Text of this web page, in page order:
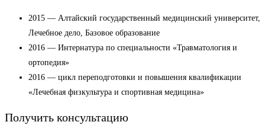
2015 — Алтайский государственный медицинский университет,
Лечебное дело, Базовое образование
2016 — Интернатура по специальности «Травматология и
ортопедия»
2016 — цикл переподготовки и повышения квалификации
«Лечебная физкультура и спортивная медицина»
Получить консультацию